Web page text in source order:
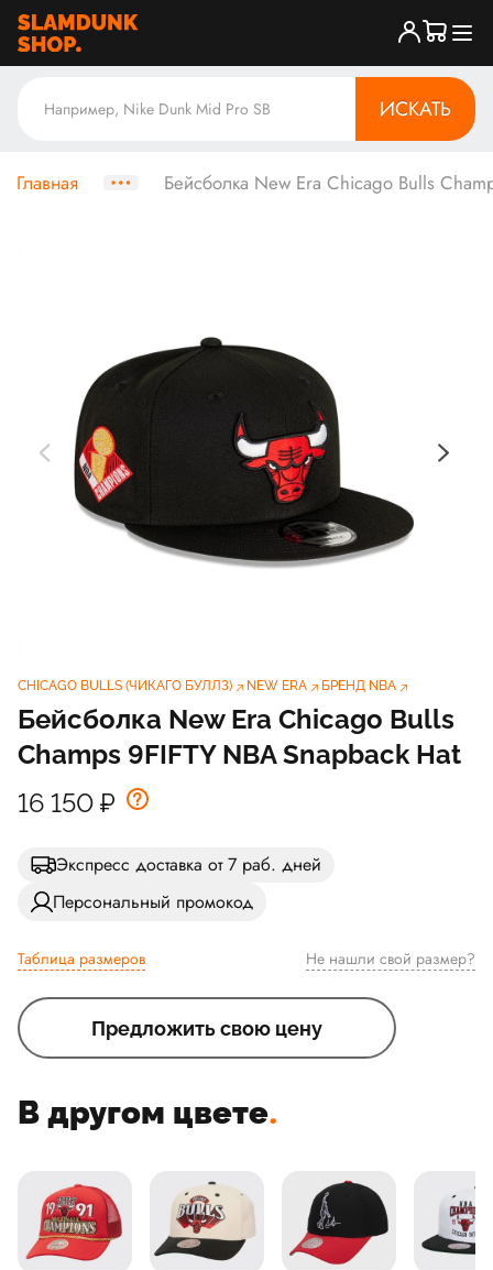
ИСКАТЬ
Главная Бейсболка New Era Chicago Bulls
CHICAGO BULLS (ЧИКАГО БУЛЛЗ) NEW ERA БРЕНД NBA
Бейсболка New Era Chicago Bulls
Champs 9FIFTY NBA Snapback Hat
16 150 ₽
Экспресс доставка от 7 раб. дней
Персональный промокод
Таблица размеров Не нашли свой размер?
Предложить свою цену
В другом цвете.